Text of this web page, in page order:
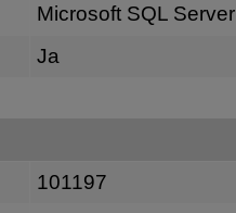
Microsoft SQL Server
Ja
101197